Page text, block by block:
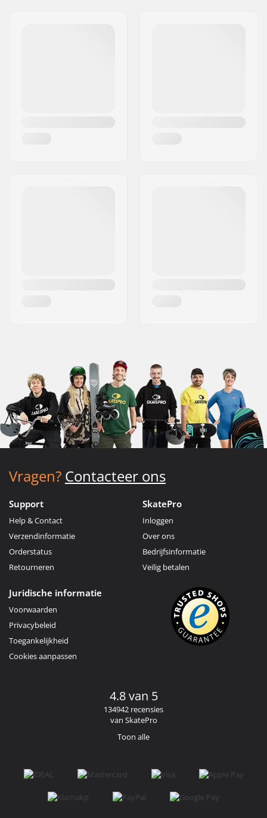
Vragen? Contacteer ons
Support
Help & Contact
Verzendinformatie
Orderstatus
Retourneren
SkatePro
Inloggen
Over ons
Bedrijfsinformatie
Veilig betalen
Juridische informatie
Voorwaarden
Privacybeleid
Toegankelijkheid
Cookies aanpassen
4.8 van 5
134942 recensies
van SkatePro
Toon alle